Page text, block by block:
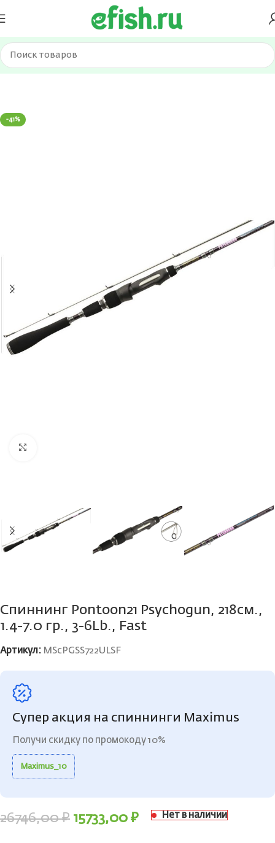
Главная Удилища Спиннинги
-41%
Спиннинг Pontoon21 Psychogun, 218см.,
1.4-7.0 гр., 3-6Lb., Fast
Артикул: MScPGSS722ULSF
Супер акция на спиннинги Maximus
Получи скидку по промокоду 10%
Maximus_10
26746,00₽ 15733,00 ₽ Нет в наличии